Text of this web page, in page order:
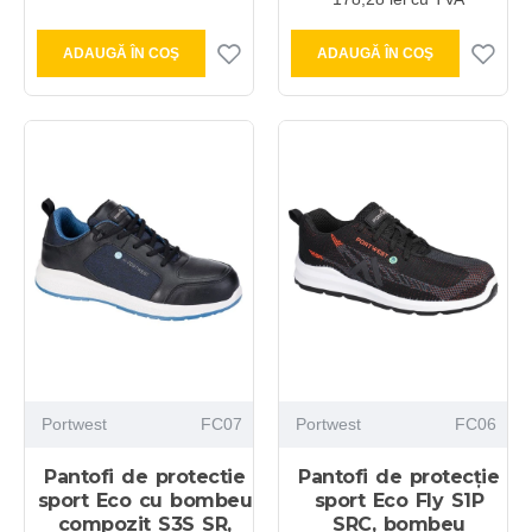
ADAUGĂ ÎN COŞ ADAUGĂ ÎN COŞ
Portwest FC07
Pantofi de protectie
sport Eco cu bombeu
compozit S3S SR,
Portwest FC06
Pantofi de protecție
sport Eco Fly S1P
SRC, bombeu